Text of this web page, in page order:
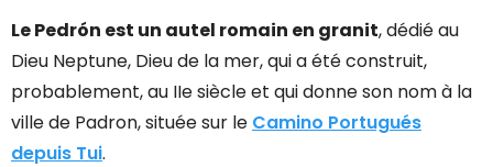
Le Pedrón est un autel romain en granit, dédié au
Dieu Neptune, Dieu de la mer, qui a été construit,
probablement, au IIe siècle et qui donne son nom à la
ville de Padron, située sur le Camino Portugués
depuis Tui.